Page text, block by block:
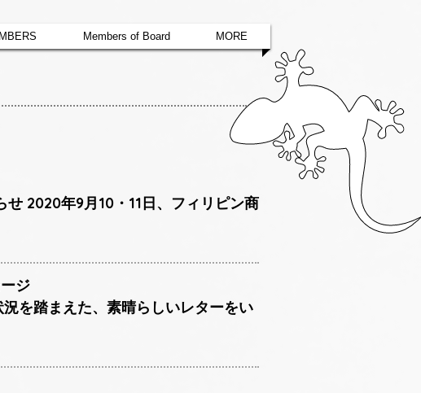
Members of Board MORE
2020年9月10・11日、フィリピン商
ジ
を踏まえた、素晴らしいレターをい